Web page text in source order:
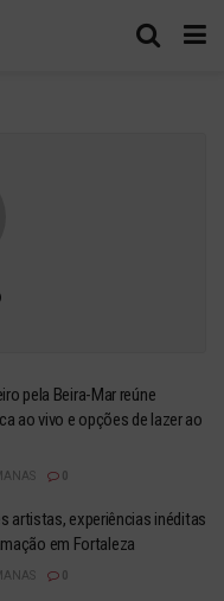
pela Beira-Mar reúne
ao vivo e opções de lazer ao
artistas, experiências inéditas
em Fortaleza